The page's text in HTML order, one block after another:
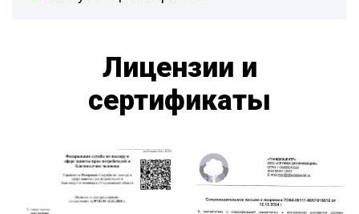
Лицензии и
сертификаты
Организация